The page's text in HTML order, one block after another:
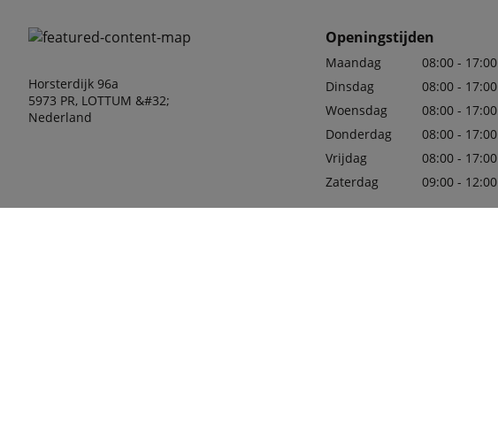
Horsterdijk 96a
5973 PR, LOTTUM &#32;
Nederland
Openingstijden
Maandag
08:00 - 17:00
Dinsdag
08:00 - 17:00
Woensdag
08:00 - 17:00
Donderdag
08:00 - 17:00
Vrijdag
08:00 - 17:00
Zaterdag
09:00 - 12:00